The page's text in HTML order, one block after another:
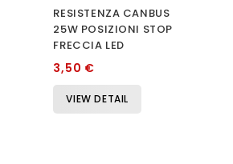
RESISTENZA CANBUS
25W POSIZIONI STOP
FRECCIA LED
3,50 €
VIEW DETAIL